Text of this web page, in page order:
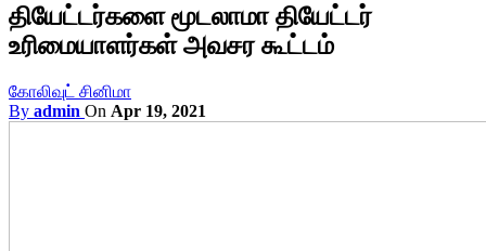
தியேட்டர்களை மூடலாமா தியேட்டர்
உரிமையாளர்கள் அவசர கூட்டம்
கோலிவுட் சினிமா
By admin On Apr 19, 2021